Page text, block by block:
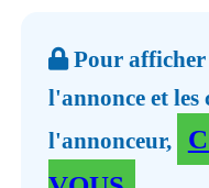
Pour
l'annonce et les
l'annonceur,